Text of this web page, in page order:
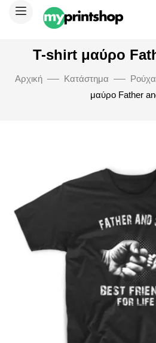
T-shirt μαύρο
Αρχική Κατάστημα Ρούχα
μαύρο Father